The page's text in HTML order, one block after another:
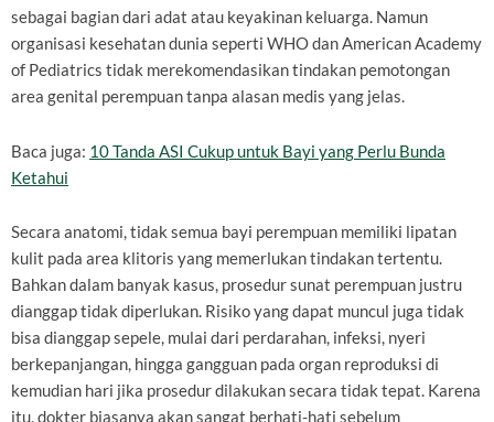
sebagai bagian dari adat atau keyakinan keluarga. Namun
organisasi kesehatan dunia seperti WHO dan American Academy
of Pediatrics tidak merekomendasikan tindakan pemotongan
area genital perempuan tanpa alasan medis yang jelas.
Baca juga: 10 Tanda ASI Cukup untuk Bayi yang Perlu Bunda
Ketahui
Secara anatomi, tidak semua bayi perempuan memiliki lipatan
kulit pada area klitoris yang memerlukan tindakan tertentu.
Bahkan dalam banyak kasus, prosedur sunat perempuan justru
dianggap tidak diperlukan. Risiko yang dapat muncul juga tidak
bisa dianggap sepele, mulai dari perdarahan, infeksi, nyeri
berkepanjangan, hingga gangguan pada organ reproduksi di
kemudian hari jika prosedur dilakukan secara tidak tepat. Karena
itu, dokter biasanya akan sangat berhati-hati sebelum